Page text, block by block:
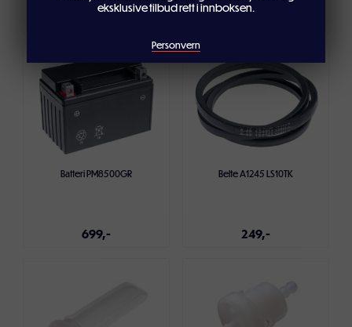
Legg i handlekurven Legg i handlekurven
Batteri PM8500GR
699,-
Belte A1245 LS10TK
249,-
eksklusive tilbud rett i innboksen.
Personvern